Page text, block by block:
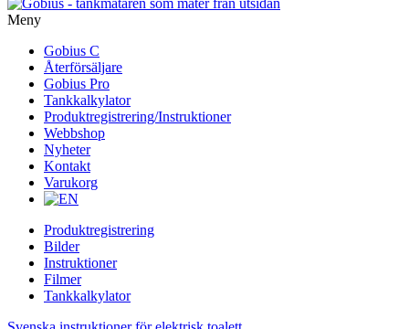
Meny
vidare
innehåll
Gobius C
Återförsäljare
Gobius Pro
Tankkalkylator
Produktregistrering/Instruktioner
Webbshop
Nyheter
Kontakt
Varukorg
Produktregistrering
Bilder
Instruktioner
Filmer
Tankkalkylator